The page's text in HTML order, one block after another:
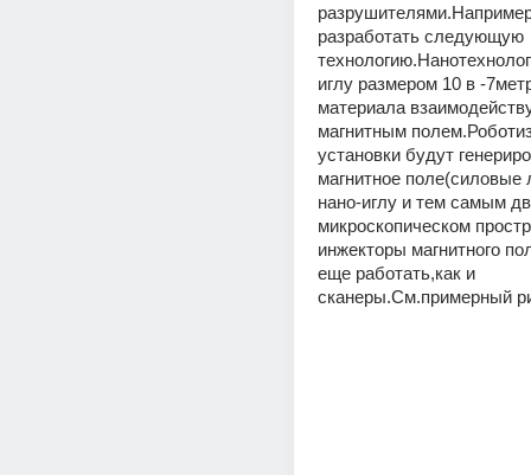
разработать следующую
иглу размером 10 в -
материала
магнитным
установки будут
магнитное поле(силовые
нано-иглу и тем самым
микроскопическом
инжекторы магнитного
еще работать,как и
сканеры.См.примерный